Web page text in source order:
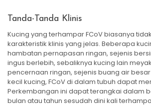
Tanda-Tanda Klinis
Kucing yang terhampar FCoV biasanya
karakteristik klinis yang jelas. Beberapa
hambatan pernapasan ringan, sejenis
ingus berlebih, sebaliknya kucing lain
pencernaan ringan, sejenis buang air
kecil kucing, FCoV di dalam tubuh dapat
Perkembangan ini dapat terangkai dalam
bulan atau tahun sesudah dini kali